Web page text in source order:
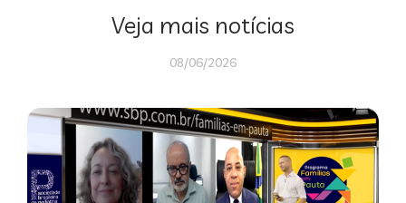
Veja mais notícias
08/06/2026